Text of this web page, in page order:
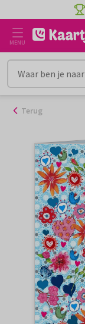
naar
inhoud
MENU
Terug